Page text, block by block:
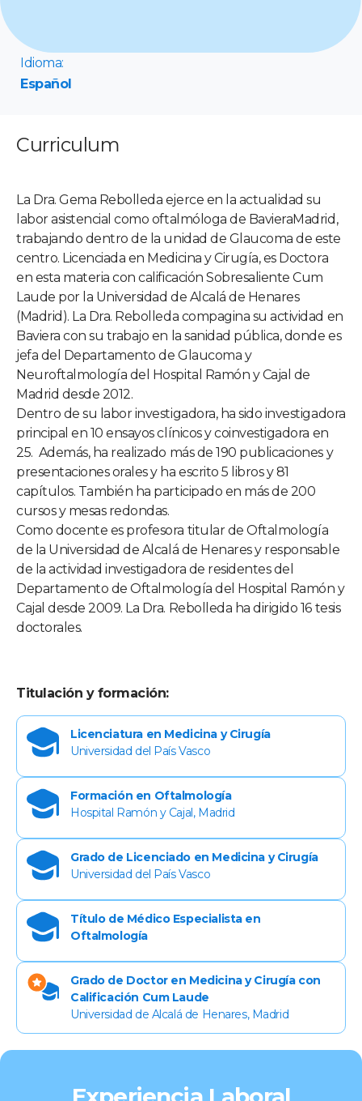
Idioma:
Español
Curriculum
La Dra. Gema Rebolleda ejerce en la actualidad su
labor asistencial como oftalmóloga de BavieraMadrid,
trabajando dentro de la unidad de Glaucoma de este
centro. Licenciada en Medicina y Cirugía, es Doctora
en esta materia con calificación Sobresaliente Cum
Laude por la Universidad de Alcalá de Henares
(Madrid). La Dra. Rebolleda compagina su actividad en
Baviera con su trabajo en la sanidad pública, donde es
jefa del Departamento de Glaucoma y
Neuroftalmología del Hospital Ramón y Cajal de
Madrid desde 2012.
Dentro de su labor investigadora, ha sido investigadora
principal en 10 ensayos clínicos y coinvestigadora en
25. Además, ha realizado más de 190 publicaciones y
presentaciones orales y ha escrito 5 libros y 81
capítulos. También ha participado en más de 200
cursos y mesas redondas.
Como docente es profesora titular de Oftalmología
de la Universidad de Alcalá de Henares y responsable
de la actividad investigadora de residentes del
Departamento de Oftalmología del Hospital Ramón y
Cajal desde 2009. La Dra. Rebolleda ha dirigido 16 tesis
doctorales.
Titulación y formación:
Licenciatura en Medicina y Cirugía
Universidad del País Vasco
Formación en Oftalmología
Hospital Ramón y Cajal, Madrid
Grado de Licenciado en Medicina y Cirugía
Universidad del País Vasco
Título de Médico Especialista en
Oftalmología
Grado de Doctor en Medicina y Cirugía con
Calificación Cum Laude
Universidad de Alcalá de Henares, Madrid